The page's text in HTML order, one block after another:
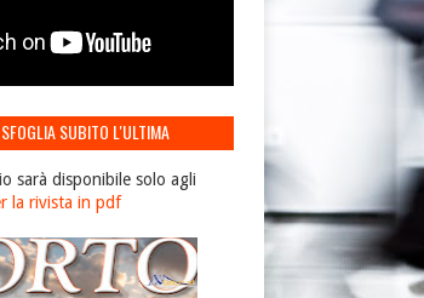
SUBITO L'ULTIMA
sarà disponibile solo agli
la rivista in pdf